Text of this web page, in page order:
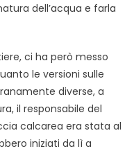
dell’acqua e farla
ci ha però messo
le versioni sulle
diverse, a
il responsabile del
calcarea era stata al
iniziati da lì a